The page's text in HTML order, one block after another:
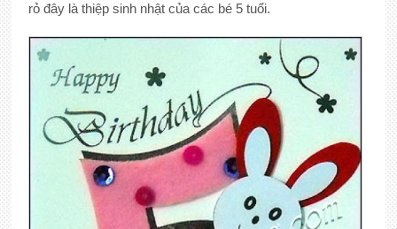
rỏ đây là thiệp sinh nhật của các bé 5 tuổi.